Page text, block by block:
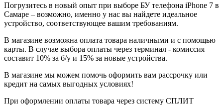
Погрузитесь в новый опыт при выборе БУ телефона iPhone 7 в
Самаре – возможно, именно у нас вы найдете идеальное
устройство, соответствующее вашим требованиям.
В магазине возможна оплата товара наличными и с помощью
карты. В случае выбора оплаты через терминал - комиссия
составит 10% за б/у и 15% за новые устройства.
В магазине мы можем помочь оформить вам рассрочку или
кредит на самых выгодных условиях!
При оформлении оплаты товара через систему СПЛИТ